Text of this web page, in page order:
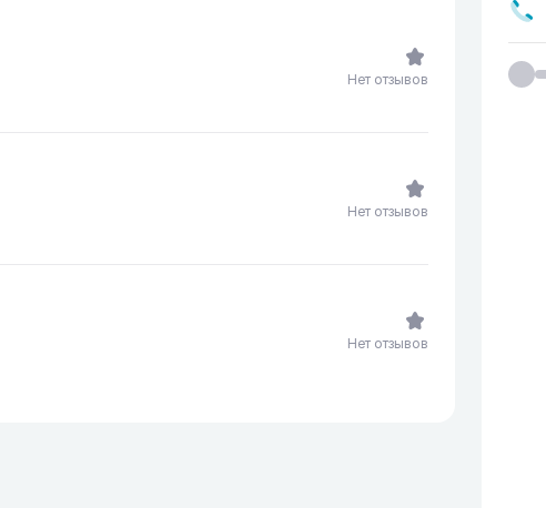
Нет отзывов
Нет отзывов
Нет отзывов